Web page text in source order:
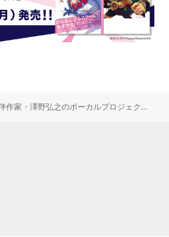
劇伴作家・澤野弘之のボーカルプロジェクト・SawanoHiroyuki[nZk]、6月9日に通算10枚目のシングル「Avid」発売決定！